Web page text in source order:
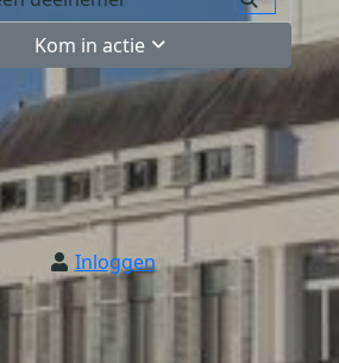
Kom in actie
Inloggen